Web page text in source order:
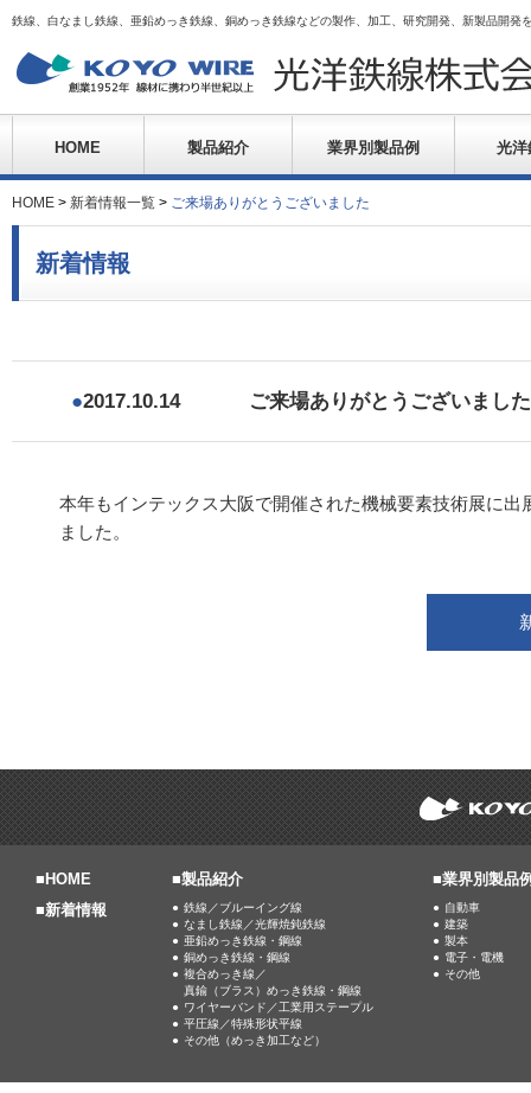
鉄線、白なまし鉄線、亜鉛めっき鉄線、銅めっき鉄線などの製作、加工、研究開発、新製品開発
HOME 製品紹介 業界別製品例 光洋
HOME > 新着情報一覧 > ご来場ありがとうございました
新着情報
●2017.10.14 ご来場ありがとうございました
本年もインテックス大阪で開催された機械要素技術展に
ました。
■ HOME
■新着情報
■製品紹介
鉄線／ブルーイング線
なまし鉄線／光輝焼鈍鉄線
亜鉛めっき鉄線・鋼線
銅めっき鉄線・鋼線
複合めっき線／
真鍮（ブラス）めっき鉄線・鋼線
ワイヤーバンド／工業用ステープル
平圧線／特殊形状平線
その他（めっき加工など）
■業界別製品
自動車
建築
製本
電子・電機
その他